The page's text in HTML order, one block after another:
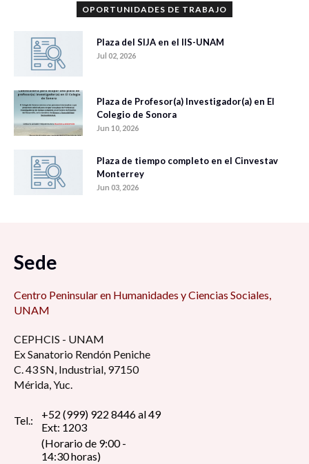
OPORTUNIDADES DE TRABAJO
Plaza del SIJA en el IIS-UNAM
Jul 02, 2026
Plaza de Profesor(a) Investigador(a) en El
Colegio de Sonora
Jun 10, 2026
Plaza de tiempo completo en el Cinvestav
Monterrey
Jun 03, 2026
Sede
Centro Peninsular en Humanidades y Ciencias Sociales,
UNAM
CEPHCIS - UNAM
Ex Sanatorio Rendón Peniche
C. 43 SN, Industrial, 97150
Mérida, Yuc.
Tel.:
+52 (999) 922 8446 al 49
Ext: 1203
(Horario de 9:00 -
14:30 horas)